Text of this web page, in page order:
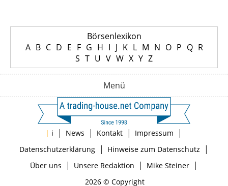
Börsenlexikon
A B C D E F G H I J K L M N O P Q R
S T U V W X Y Z
Menü
| i | News | Kontakt | Impressum |
Datenschutzerklärung| Hinweise zum Datenschutz |
Über uns | Unsere Redaktion | Mike Steiner|
2026 © Copyright